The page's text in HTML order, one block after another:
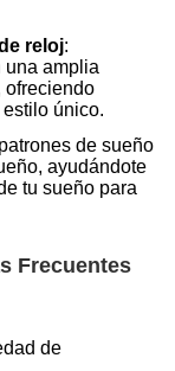
reloj:
una amplia
ofreciendo
único.
de sueño
ayudándote
tu sueño para
Frecuentes
de